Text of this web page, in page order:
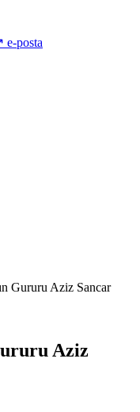
e-posta
Gururu Aziz Sancar
Aziz